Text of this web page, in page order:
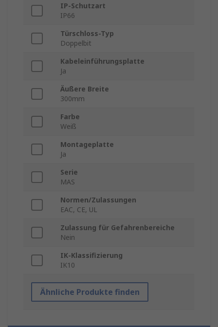
IP-Schutzart
IP66
Türschloss-Typ
Doppelbit
Kabeleinführungsplatte
Ja
Äußere Breite
300mm
Farbe
Weiß
Montageplatte
Ja
Serie
MAS
Normen/Zulassungen
EAC, CE, UL
Zulassung für Gefahrenbereiche
Nein
IK-Klassifizierung
IK10
Ähnliche Produkte finden